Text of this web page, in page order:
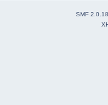
SMF 2.0.18